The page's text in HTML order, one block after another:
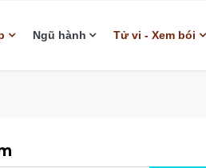
Ngũ hành Tử vi - Xem bói